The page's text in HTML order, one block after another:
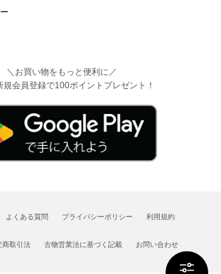
＼お買い物をもっと便利に／
規会員登録で100ポイントプレゼント！
よくある質問 プライバシーポリシー 利用規約
商取引法 古物営業法に基づく記載 お問い合わせ